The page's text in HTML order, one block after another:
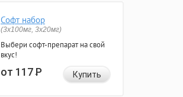
Софт набор
(3x100мг, 3x20мг)
Выбери софт-препарат на свой
вкус!
от 117Р Купить